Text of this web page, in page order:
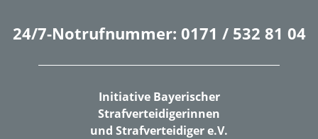
24/7-Notrufnummer: 0171 / 532 81 04
Initiative Bayerischer
Strafverteidigerinnen
und Strafverteidiger e.V.